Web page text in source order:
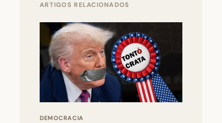
ARTIGOS RELACIONADOS
DEMOCRACIA